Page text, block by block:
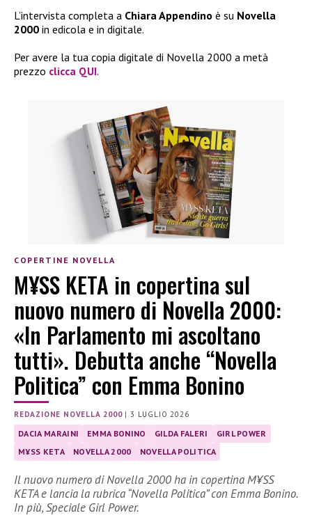
L’intervista completa a Chiara Appendino è su Novella
2000 in edicola e in digitale.
Per avere la tua copia digitale di Novella 2000 a metà
prezzo clicca QUI.
COPERTINE NOVELLA
M¥SS KETA in copertina sul
nuovo numero di Novella 2000:
«In Parlamento mi ascoltano
tutti». Debutta anche “Novella
Politica” con Emma Bonino
REDAZIONE NOVELLA 2000|3 LUGLIO 2026
DACIA MARAINI EMMA BONINO GILDA FALERI
GIRL POWER
M¥SS KETA
NOVELLA 2000 NOVELLA POLITICA
Il nuovo numero di Novella 2000 ha in copertina M¥SS
KETA e lancia la rubrica “Novella Politica” con Emma Bonino.
In più, Speciale Girl Power.